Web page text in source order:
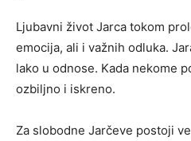
Ljubavni život Jarca tokom
emocija, ali i važnih odluka.
lako u odnose. Kada nekome
ozbiljno i iskreno.
Za slobodne Jarčeve postoji